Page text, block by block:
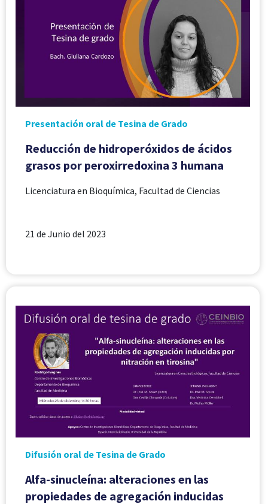
Presentación oral de Tesina de Grado
Reducción de hidroperóxidos de ácidos
grasos por peroxirredoxina 3 humana
Licenciatura en Bioquímica, Facultad de Ciencias
21 de Junio del 2023
Difusión oral de Tesina de Grado
Alfa-sinucleína: alteraciones en las
propiedades de agregación inducidas